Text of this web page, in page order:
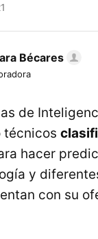
Bécares
de
técnicos
hacer
y
con su